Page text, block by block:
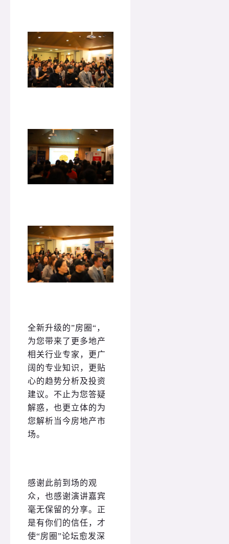
全新升级的”房圈“，
为您带来了更多地产
相关行业专家，更广
阔的专业知识，更贴
心的趋势分析及投资
建议。不止为您答疑
解惑，也更立体的为
您解析当今房地产市
场。
感谢此前到场的观
众，也感谢演讲嘉宾
毫无保留的分享。正
是有你们的信任，才
使“房圈”论坛愈发深